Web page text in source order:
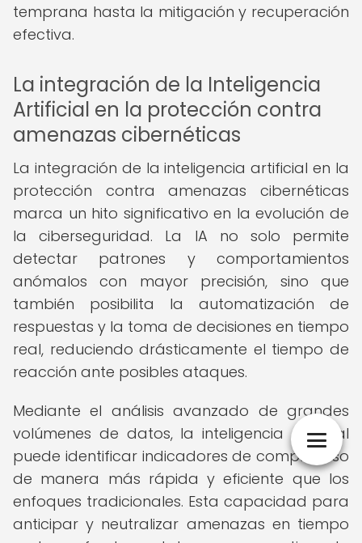
temprana hasta la mitigación y recuperación
efectiva.
La integración de la Inteligencia
Artificial en la protección contra
amenazas cibernéticas
La integración de la inteligencia artificial en la
protección contra amenazas cibernéticas
marca un hito significativo en la evolución de
la ciberseguridad. La IA no solo permite
detectar patrones y comportamientos
anómalos con mayor precisión, sino que
también posibilita la automatización de
respuestas y la toma de decisiones en tiempo
real, reduciendo drásticamente el tiempo de
reacción ante posibles ataques.
Mediante el análisis avanzado de grandes
volúmenes de datos, la inteligencia artificial
puede identificar indicadores de compromiso
de manera más rápida y eficiente que los
enfoques tradicionales. Esta capacidad para
anticipar y neutralizar amenazas en tiempo